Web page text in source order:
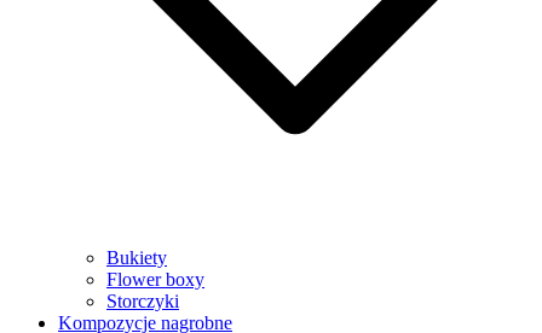
Bukiety
Flower boxy
Storczyki
Kompozycje nagrobne